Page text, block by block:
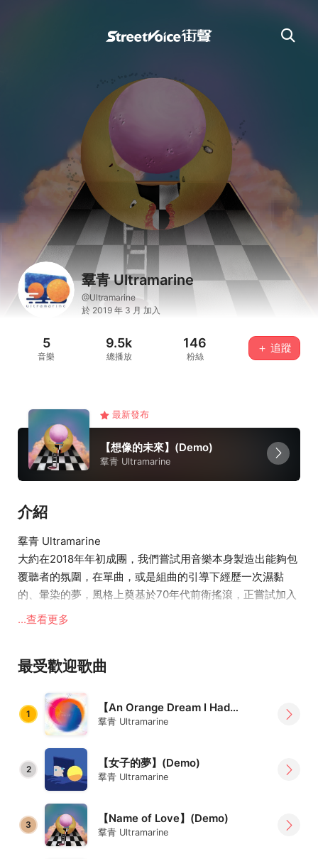
羣青 Ultramarine
@Ultramarine
於 2019 年 3 月 加入
5
音樂
9.5k
總播放
146
粉絲
＋ 追蹤
最新發布
【想像的未來】(Demo)
羣青 Ultramarine
介紹
羣青 Ultramarine
大約在2018年年初成團，我們嘗試用音樂本身製造出能夠包
覆聽者的氛圍，在單曲，或是組曲的引導下經歷一次濕黏
的、暈染的夢，風格上奠基於70年代前衛搖滾，正嘗試加入
更多的電子，或許是Berlin School以及實驗性的元素。
progressive rock, electronic music and Berlin school.
A wet , color-bleeding dream.
．Facebook
https://www.facebook.com/qunqing.ultr
...查看更多
最受歡迎歌曲
1 【An Orange Dream I Had In One Windy, Cozy Afternoon】(Demo)
羣青 Ultramarine
2 【女子的夢】(Demo)
羣青 Ultramarine
3 【Name of Love】(Demo)
羣青 Ultramarine